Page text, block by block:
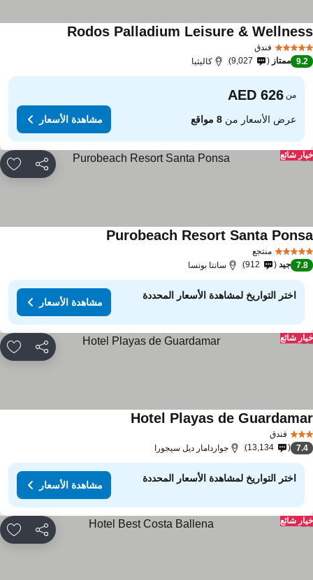
فندق
Rodos Palladium Leisure &
9.2 ممتاز 9,027 كاليثيا
من
عرض الأسعار من8 مواقع مشاهدة الأسعار
مشاركة
شائع
منتجع
Purobeach Resort Santa
7.8 جيد 912 سانتا بونسا
اختر التواريخ لمشاهدة الأسعار المحددة
مشاهدة الأسعار
مشاركة
شائع
فندق
Hotel Playas de
7.4
13,134 جواردامار ديل سيجورا
اختر التواريخ لمشاهدة الأسعار المحددة
مشاهدة الأسعار
مشاركة
شائع